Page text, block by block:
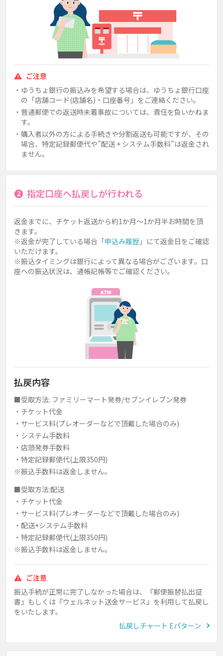
ご注意
ゆうちょ銀行の振込みを希望する場合は、ゆうちょ銀行口座
の「店舗コード(店舗名)・口座番号」をご連絡ください。
普通郵便での返送時未着事故については、責任を負いかねま
す。
購入者以外の方による手続きや分割返送も可能ですが、その
場合、特定記録郵便代や”配送 + システム手数料”は返金され
ません。
❷ 指定口座へ払戻しが行われる
返金までに、チケット返送から約1か月～1か月半お時間を頂
きます。
※返金が完了している場合「申込み履歴 」にて返金日をご確認
いただけます。
※振込タイミングは銀行によって異なる場合がございます。口
座への振込状況は、通帳記帳等でご確認ください。
払戻内容
■受取方法: ファミリーマート発券/セブンイレブン発券
・チケット代金
・サービス料(プレオーダーなどで頂戴した場合のみ)
・システム手数料
・店頭発券手数料
・特定記録郵便代(上限350円)
※振込手数料は返金しません。
■受取方法:配送
・チケット代金
・サービス料(プレオーダーなどで頂戴した場合のみ)
・配送+システム手数料
・特定記録郵便代(上限350円)
※振込手数料は返金しません。
ご注意
振込手続が正常に完了しなかった場合は、『郵便振替払出証
書』もしくは『ウェルネット送金サービス』を利用して払戻し
をいたします。
払戻しチャート Eパターン